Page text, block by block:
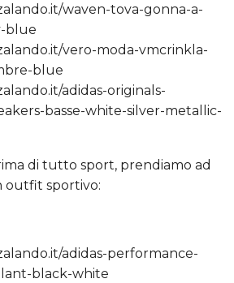
waven-tova-gonna-a-
blue
vero-moda-vmcrinkla-
blue
adidas-originals-
basse-white-silver-metallic-
di tutto sport, prendiamo ad
outfit sportivo:
adidas-performance-
black-white